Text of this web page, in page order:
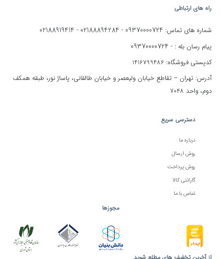
راه های ارتباطی
شماره های تماس: 09370000724
-
02188894284
-
02188919414
پیام رسان بله : - 09370000724
کدپستی فروشگاه: 1416799486
آدرس: تهران – تقاطع خیابان ولیعصر و خیابان طالقانی، پاساژ نور، طبقه همکف
دوم، واحد 7048
دسترسی سریع
درباره ما
روش ارسال
روش پرداخت
گارانتی کالا
تماس با ما
مجوزها